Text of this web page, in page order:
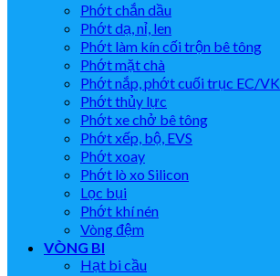
Phớt chắn dầu
Phớt dạ, nỉ, len
Phớt làm kín cối trộn bê tông
Phớt mặt chà
Phớt nắp, phớt cuối trục EC/VK
Phớt thủy lực
Phớt xe chở bê tông
Phớt xếp, bộ, EVS
Phớt xoay
Phớt lò xo Silicon
Lọc bụi
Phớt khí nén
Vòng đệm
VÒNG BI
Hạt bi cầu